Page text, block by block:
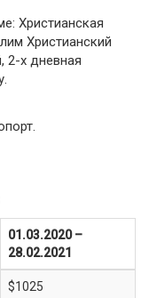
Христианская
Христианский
2-х дневная
01.03.2020 –
28.02.2021
$1025